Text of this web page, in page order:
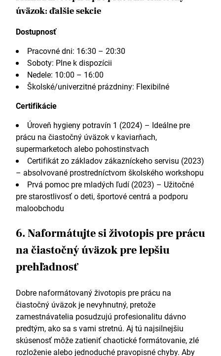
úväzok: ďalšie sekcie
Dostupnosť
Pracovné dni: 16:30 – 20:30
Soboty: Plne k dispozícii
Nedele: 10:00 – 16:00
Školské/univerzitné prázdniny: Flexibilné
Certifikácie
Úroveň hygieny potravín 1 (2024) – Ideálne pre
prácu na čiastočný úväzok v kaviarňach,
supermarketoch alebo pohostinstvach
Certifikát zo základov zákazníckeho servisu (2023)
– absolvované prostredníctvom školského workshopu
Prvá pomoc pre mladých ľudí (2023) – Užitočné
pre starostlivosť o deti, športové centrá a podporu
maloobchodu
6. Naformátujte si životopis pre prácu
na čiastočný úväzok pre lepšiu
prehľadnosť
Dobre naformátovaný životopis pre prácu na
čiastočný úväzok je nevyhnutný, pretože
zamestnávatelia posudzujú profesionalitu dávno
predtým, ako sa s vami stretnú. Aj tú najsilnejšiu
skúsenosť môže zatieniť chaotické formátovanie, zlé
rozloženie alebo jednoduché pravopisné chyby. Aby